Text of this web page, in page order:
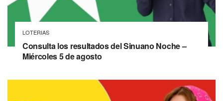
LOTERIAS
Consulta los resultados del Sinuano Noche –
Miércoles 5 de agosto